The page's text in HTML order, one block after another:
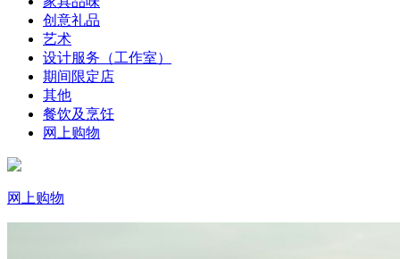
创意礼品
艺术
设计服务（工作室）
期间限定店
其他
餐饮及烹饪
网上购物
网上购物